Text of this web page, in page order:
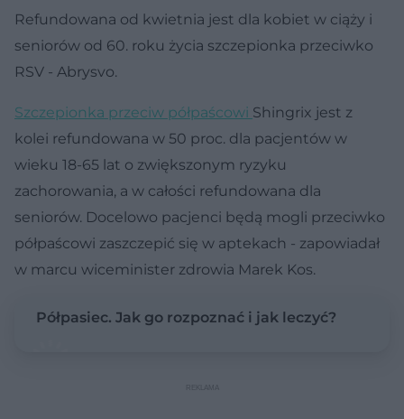
Refundowana od kwietnia jest dla kobiet w ciąży i
seniorów od 60. roku życia szczepionka przeciwko
RSV - Abrysvo.
Szczepionka przeciw półpaścowi Shingrix jest z
kolei refundowana w 50 proc. dla pacjentów w
wieku 18-65 lat o zwiększonym ryzyku
zachorowania, a w całości refundowana dla
seniorów. Docelowo pacjenci będą mogli przeciwko
półpaścowi zaszczepić się w aptekach - zapowiadał
w marcu wiceminister zdrowia Marek Kos.
Półpasiec. Jak go rozpoznać i jak leczyć?